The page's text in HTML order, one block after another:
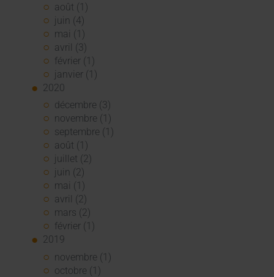
août (1)
juin (4)
mai (1)
avril (3)
février (1)
janvier (1)
2020
décembre (3)
novembre (1)
septembre (1)
août (1)
juillet (2)
juin (2)
mai (1)
avril (2)
mars (2)
février (1)
2019
novembre (1)
octobre (1)